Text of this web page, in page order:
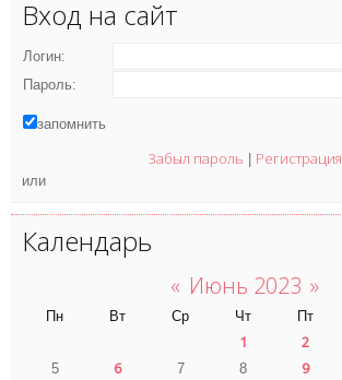
Вход на сайт
Логин:
Пароль:
запомнить
Забыл пароль Регистрация
или
Календарь
« Июнь 2023 »
Пн Вт Ср Чт Пт
1 2
5
6 7 8 9